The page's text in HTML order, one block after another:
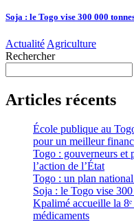
Soja : le Togo vise 300 000
Actualité Agriculture
Rechercher
Articles récents
École publique au
pour un meilleur
Togo : gouverneurs et
l’action de l’État
Togo : un plan
Soja : le Togo vise
Kpalimé accueille la
médicaments